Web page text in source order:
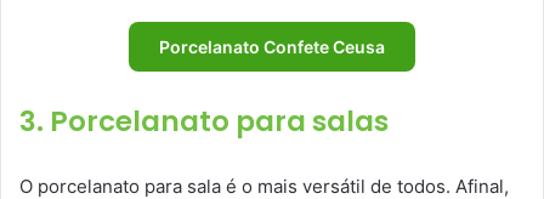
Porcelanato Confete Ceusa
3. Porcelanato para salas
O porcelanato para sala é o mais versátil de todos. Afinal,